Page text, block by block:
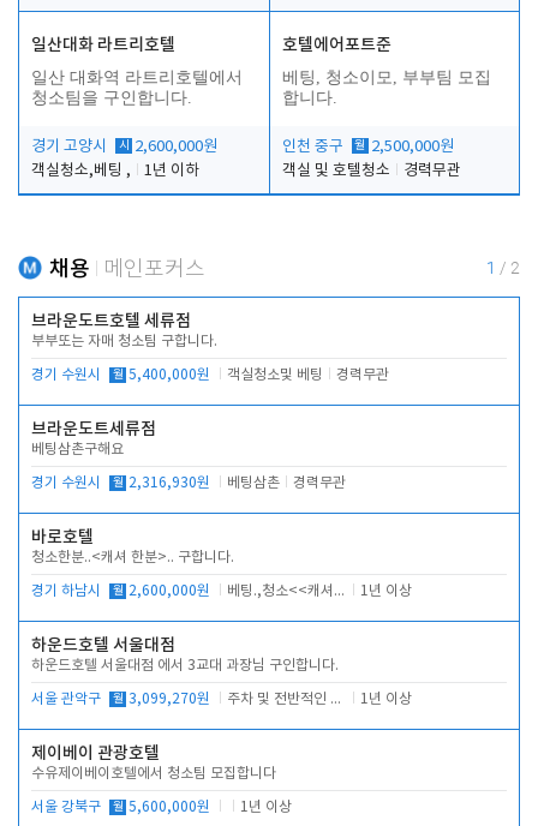
일산대화 라트리호텔
일산 대화역 라트리호텔에서
청소팀을 구인합니다.
경기 고양시 시
2,600,000원
객실청소,베팅 ,
1년 이하
호텔에어포트준
베팅, 청소이모, 부부팀 모집
합니다.
인천 중구 월 2,500,000원
객실 및 호텔청소
경력무관
채용 메인포커스 1 / 2
브라운도트호텔 세류점
부부또는 자매 청소팀 구합니다.
경기 수원시 월 5,400,000원 객실청소및 베팅 경력무관
브라운도트세류점
베팅삼촌구해요
경기 수원시 월 2,316,930원 베팅삼촌 경력무관
바로호텔
청소한분..<캐셔 한분>.. 구합니다.
경기 하남시 월 2,600,000원 베팅.,청소<<캐셔 모셔봅니다. 1년 이상
하운드호텔 서울대점
하운드호텔 서울대점 에서 3교대 과장님 구인합니다.
서울 관악구 월 3,099,270원 주차 및 전반적인 당번업무 1년 이상
제이베이 관광호텔
수유제이베이호텔에서 청소팀 모집합니다
서울 강북구 월 5,600,000원 1년 이상